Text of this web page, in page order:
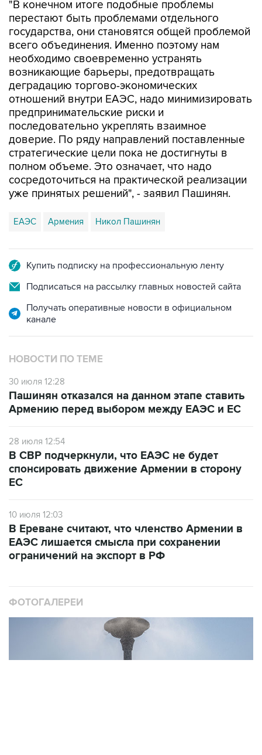
государства, они становятся общей проблемой
всего объединения. Именно поэтому нам
необходимо своевременно устранять
возникающие барьеры, предотвращать
деградацию торгово-экономических
отношений внутри ЕАЭС, надо минимизировать
предпринимательские риски и
последовательно укреплять взаимное
доверие. По ряду направлений поставленные
стратегические цели пока не достигнуты в
полном объеме. Это означает, что надо
сосредоточиться на практической реализации
уже принятых решений", - заявил Пашинян.
ЕАЭС Армения Никол Пашинян
Подписаться на рассылку главных новостей сайта
Получать оперативные новости в официальном
НОВОСТИ ПО ТЕМЕ
30 июля 12:28
Армению перед выбором между ЕАЭС и ЕС
28 июля 12:54
спонсировать движение Армении в сторону
ЕС
ЕАЭС лишается смысла при сохранении
ограничений на экспорт в РФ